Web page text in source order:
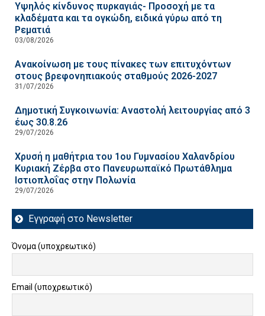
Υψηλός κίνδυνος πυρκαγιάς- Προσοχή με τα
κλαδέματα και τα ογκώδη, ειδικά γύρω από τη
Ρεματιά
03/08/2026
Ανακοίνωση με τους πίνακες των επιτυχόντων
στους βρεφονηπιακούς σταθμούς 2026-2027
31/07/2026
Δημοτική Συγκοινωνία: Αναστολή λειτουργίας από 3
έως 30.8.26
29/07/2026
Χρυσή η μαθήτρια του 1ου Γυμνασίου Χαλανδρίου
Κυριακή Ζέρβα στο Πανευρωπαϊκό Πρωτάθλημα
Ιστιοπλοΐας στην Πολωνία
29/07/2026
Εγγραφή στο Newsletter
Όνομα (υποχρεωτικό)
Email (υποχρεωτικό)